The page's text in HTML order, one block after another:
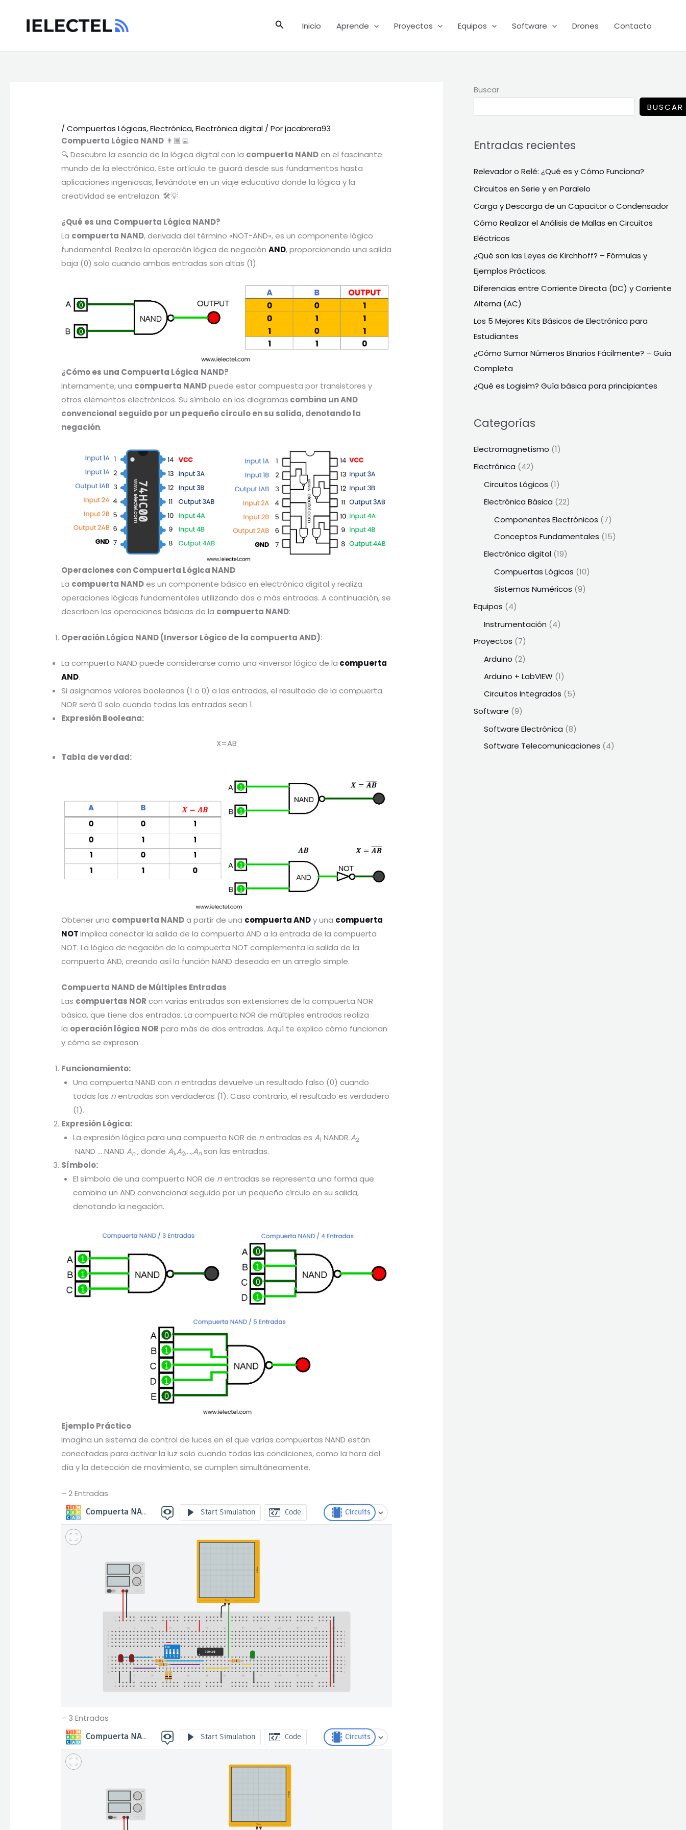
contenido
B
Inicio Aprende Proyectos Equipos Software Drones Contacto
/Compuertas Lógicas,Electrónica,Electrónica digital / Porjacabrera93
Compuerta Lógica NAND 👨🏾‍💻
🔍 Descubre la esencia de la lógica digital con la compuerta NANDen el fascinante
mundo de la electrónica. Este artículo te guiará desde sus fundamentos hasta
aplicaciones ingeniosas, llevándote en un viaje educativo donde la lógica y la
creatividad se entrelazan. 🛠️💡
¿Qué es una Compuerta Lógica NAND?
La compuerta NAND, derivada del término «NOT-AND», es un componente lógico
fundamental. Realiza la operación lógica de negaciónAND, proporcionando una salida
baja (0) solo cuando ambas entradas son altas (1).
¿Cómo es una Compuerta Lógica NAND?
Internamente, una compuerta NANDpuede estar compuesta por transistores y
otros elementos electrónicos. Su símbolo en los diagramas combina un AND
convencional seguido por un pequeño círculo en su salida, denotando la
negación.
Operaciones con Compuerta Lógica NAND
La compuerta NANDes un componente básico en electrónica digital y realiza
operaciones lógicas fundamentales utilizando dos o más entradas. A continuación, se
describen las operaciones básicas de la compuerta NAND:
Operación Lógica NAND (Inversor Lógico de la compuerta AND):
La compuerta NAND puede considerarse como una «inversor lógico de la compuerta
AND.
Si asignamos valores booleanos (1 o 0) a las entradas, el resultado de la compuerta
NOR será 0 solo cuando todas las entradas sean 1.
Expresión Booleana:
X=AB
Tabla de verdad:
Obtener una compuerta NANDa partir de una compuerta ANDy una compuerta
NOTimplica conectar la salida de la compuerta AND a la entrada de la compuerta
NOT. La lógica de negación de la compuerta NOT complementa la salida de la
compuerta AND, creando así la función NAND deseada en un arreglo simple.
Compuerta NAND de Múltiples Entradas
Las compuertas NOR con varias entradas son extensiones de la compuerta NOR
básica, que tiene dos entradas. La compuerta NOR de múltiples entradas realiza
la operación lógica NOR para más de dos entradas. Aquí te explico cómo funcionan
y cómo se expresan:
Funcionamiento:
Una compuerta NAND con nentradas devuelve un resultado falso (0) cuando
todas las nentradas son verdaderas (1). Caso contrario, el resultado es verdadero
(1).
Expresión Lógica:
La expresión lógica para una compuerta NOR de nentradas es A1 ​ NANDR A2
NAND … NAND An​ , donde A1​​,A2​,…,An​ son las entradas.
Símbolo:
El símbolo de una compuerta NOR de nentradas se representa una forma que
combina un AND convencional seguido por un pequeño círculo en su salida,
denotando la negación.
Ejemplo Práctico
Imagina un sistema de control de luces en el que varias compuertas NAND están
conectadas para activar la luz solo cuando todas las condiciones, como la hora del
día y la detección de movimiento, se cumplen simultáneamente.
– 2 Entradas
– 3 Entradas
Buscar
BUSCAR
Entradas recientes
Relevador o Relé: ¿Qué es y Cómo Funciona?
Circuitos en Serie y en Paralelo
Carga y Descarga de un Capacitor o Condensador
Cómo Realizar el Análisis de Mallas en Circuitos
Eléctricos
¿Qué son las Leyes de Kirchhoff? – Fórmulas y
Ejemplos Prácticos.
Diferencias entre Corriente Directa (DC) y Corriente
Alterna (AC)
Los 5 Mejores Kits Básicos de Electrónica para
Estudiantes
¿Cómo Sumar Números Binarios Fácilmente? – Guía
Completa
¿Qué es Logisim? Guía básica para principiantes
Categorías
Electromagnetismo (1)
Electrónica (42)
Circuitos Lógicos (1)
Electrónica Básica (22)
Componentes Electrónicos (7)
Conceptos Fundamentales (15)
Electrónica digital(19)
Compuertas Lógicas (10)
Sistemas Numéricos (9)
Equipos (4)
Instrumentación (4)
Proyectos (7)
Arduino (2)
Arduino + LabVIEW(1)
Circuitos Integrados (5)
Software (9)
Software Electrónica (8)
Software Telecomunicaciones (4)